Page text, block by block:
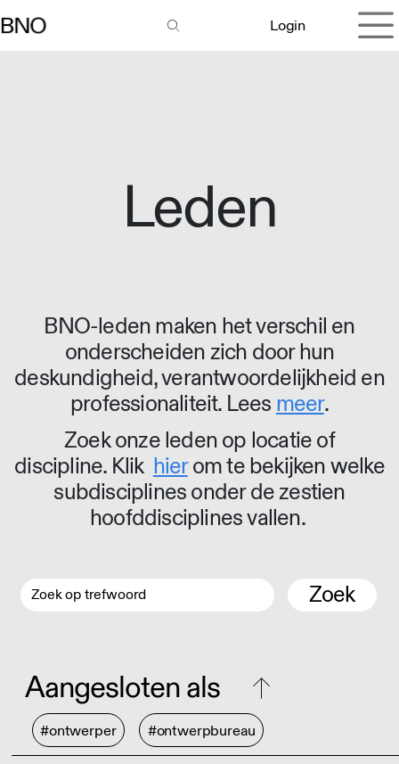
Login
Leden
BNO-leden maken het verschil en
onderscheiden zich door hun
deskundigheid, verantwoordelijkheid en
professionaliteit. Lees meer.
Zoek onze leden op locatie of
discipline. Klik hierom te bekijken welke
subdisciplines onder de zestien
hoofddisciplines vallen.
Zoek
Aangesloten als
#ontwerper #ontwerpbureau